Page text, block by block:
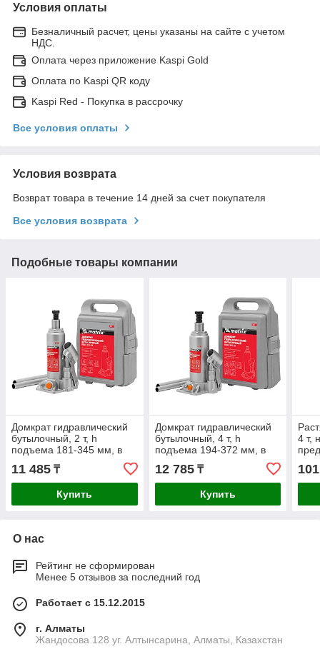
Условия оплаты
Безналичный расчет, цены указаны на сайте с учетом
НДС.
Оплата через приложение Kaspi Gold
Оплата по Kaspi QR коду
Kaspi Red - Покупка в рассрочку
Все условия оплаты
Условия возврата
Возврат товара в течение 14 дней за счет покупателя
Все условия возврата
Подобные товары компании
Домкрат гидравлический
бутылочный, 2 т, h
подъема 181-345 мм, в
пластиковом кейсе Matrix
11 485 ₸
Купить
Домкрат гидравлический
бутылочный, 4 т, h
подъема 194-372 мм, в
пластиковом кейсе Matrix
12 785₸
Купить
4 т,
О нас
Рейтинг не сформирован
Менее 5 отзывов за последний год
Работает с 15.12.2015
г. Алматы
Жандосова 128 уг. Алтынсарина, Алматы, Казахстан